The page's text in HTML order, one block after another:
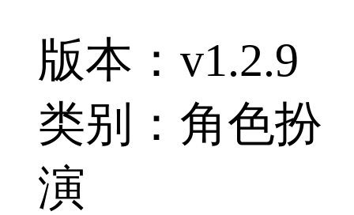
版本：v1.2.9
类别：角色扮
演